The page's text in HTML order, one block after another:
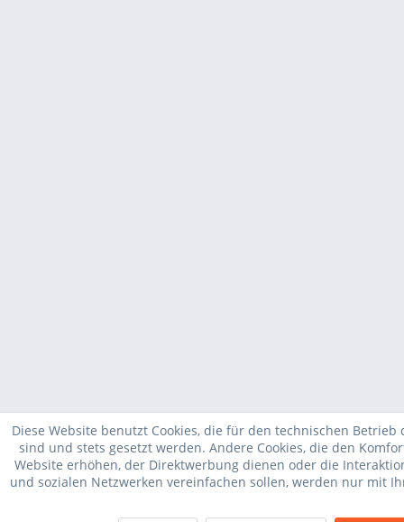
Diese Website benutzt Cookies, die für den technischen
sind und stets gesetzt werden. Andere Cookies, die den
Website erhöhen, der Direktwerbung dienen oder die
und sozialen Netzwerken vereinfachen sollen, werden nur mit